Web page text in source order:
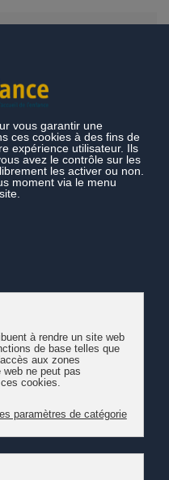
- Analyse de pratique
- Analyse de
la santé de Lausanne
par Colette Lechenne.
école de travail social et de
ces séances, au nombre
le jeudi 4 avril 2019. Le délai